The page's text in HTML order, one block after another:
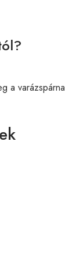
a varázspárna